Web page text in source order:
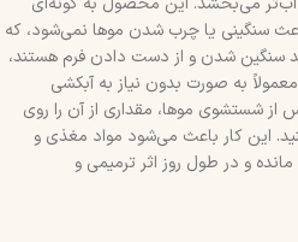
سنگینی یا چرب شدن موها نمی‌شود، که
سنگین شدن و از دست دادن فرم هستند،
به صورت بدون نیاز به آبکشی
شستشوی موها، مقداری از آن را روی
این کار باعث می‌شود مواد مغذی و
و در طول روز اثر ترمیمی و